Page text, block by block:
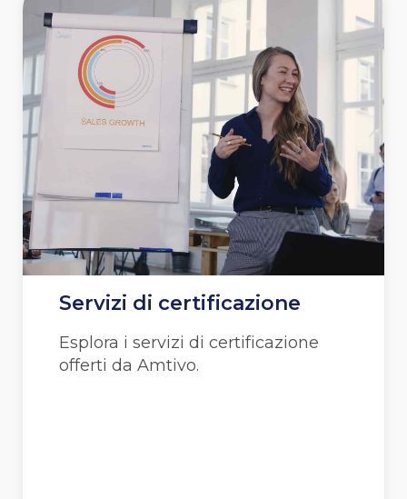
Servizi di certificazione
Esplora i servizi di certificazione
offerti da Amtivo.